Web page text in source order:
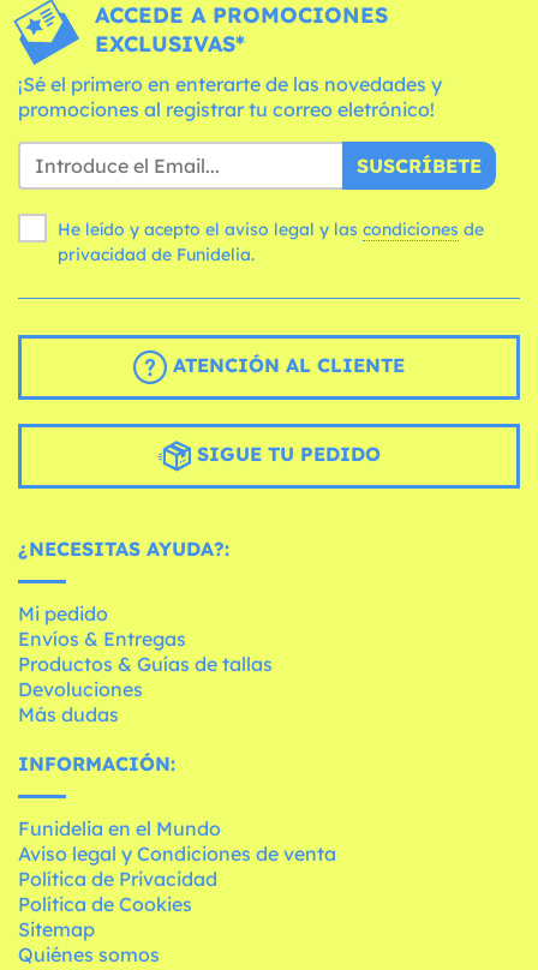
ACCEDE A PROMOCIONES
EXCLUSIVAS*
¡Sé el primero en enterarte de las novedades y
promociones al registrar tu correo eletrónico!
SUSCRÍBETE
He leído y acepto el aviso legal y las condiciones
privacidad de Funidelia.
ATENCIÓN AL CLIENTE
SIGUE TU PEDIDO
¿NECESITAS AYUDA?:
Mi pedido
Envíos & Entregas
Productos & Guías de tallas
Devoluciones
Más dudas
INFORMACIÓN:
Funidelia en el Mundo
Aviso legal y Condiciones de venta
Política de Privacidad
Política de Cookies
Sitemap
Quiénes somos